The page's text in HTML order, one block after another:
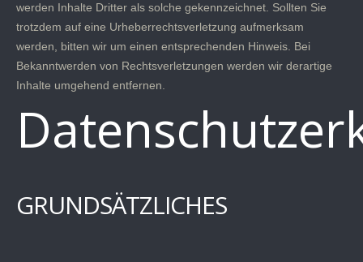
werden Inhalte Dritter als solche gekennzeichnet. Sollten Sie
trotzdem auf eine Urheberrechtsverletzung aufmerksam
werden, bitten wir um einen entsprechenden Hinweis. Bei
Bekanntwerden von Rechtsverletzungen werden wir derartige
Inhalte umgehend entfernen.
GRUNDSÄTZLICHES